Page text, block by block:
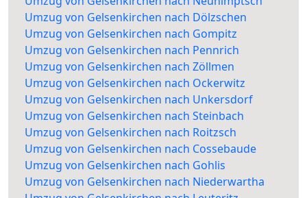
Umzug von Gelsenkirchen nach Dölzschen
Umzug von Gelsenkirchen nach Gompitz
Umzug von Gelsenkirchen nach Pennrich
Umzug von Gelsenkirchen nach Zöllmen
Umzug von Gelsenkirchen nach Ockerwitz
Umzug von Gelsenkirchen nach Unkersdorf
Umzug von Gelsenkirchen nach Steinbach
Umzug von Gelsenkirchen nach Roitzsch
Umzug von Gelsenkirchen nach Cossebaude
Umzug von Gelsenkirchen nach Gohlis
Umzug von Gelsenkirchen nach Niederwartha